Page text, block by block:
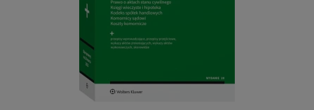
Prawo karne - zbiór przepisów. Kodeks
karny. Kodeks postępowania karnego.
Kodeks karny wykonawczy. Kodeks
wykroczeń. Kodeks postępowania w
sprawach o wykroczenia. Kodeks karny
88,11 zł
Cena regularna:
Najniższa cena: